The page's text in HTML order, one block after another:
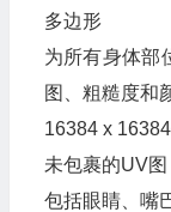
多边形
为所有身体部
图、粗糙度和
16384 x
未包裹的UV图
包括眼睛、嘴